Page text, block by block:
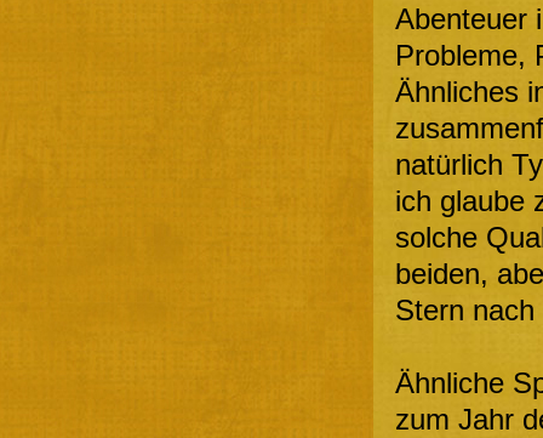
Abenteuer
Probleme,
Ähnliches
natürlich
ich glaube
solche
beiden,
Stern
Ähnliche
zum Jahr